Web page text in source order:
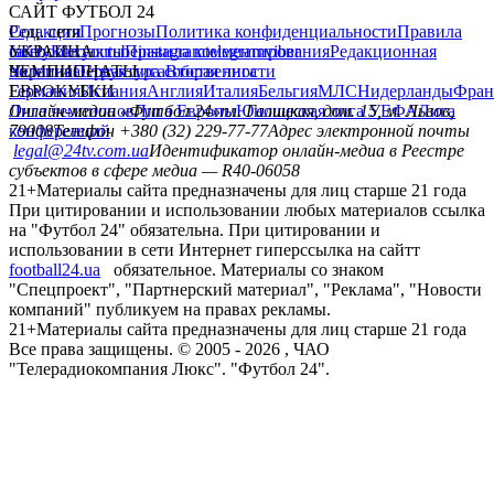
САЙТ ФУТБОЛ 24
РедакцияПрогнозыПолитика конфиденциальностиПравила
сайтуКонтактыПравила комментированияРедакционная
политикаСтруктура собственности
Соц. сети
facebookxyoutubeinstagramtelegramviber
УКРАИНА
УкраинаПервая лигаВторая лига
ЧЕМПИОНАТЫ
ГерманияИспанияАнглияИталияБельгияМЛСНидерланды
ЕВРОКУБКИ
Лига чемпионовЛига ЕвропыЮношеская лига УЕФАЛига
конференций
Онлайн-медиа «Футбол 24»пл. Галицкая, дом. 15, м. Львов,
79008Телефон +380 (32) 229-77-77Адрес электронной почты
legal@24tv.com.uaИдентификатор онлайн-медиа в Реестре
субъектов в сфере медиа — R40-06058
21+Материалы сайта предназначены для лиц старше 21 года
При цитировании и использовании любых материалов ссылка
на "Футбол 24" обязательна. При цитировании и
использовании в сети Интернет гиперссылка на сайтт
football24.ua
обязательное. Материалы со знаком
"Спецпроект", "Партнерский материал", "Реклама", "Новости
компаний" публикуем на правах рекламы.
21+Материалы сайта предназначены для лиц старше 21 года
Все права защищены. © 2005 - 2026 , ЧАО
"Телерадиокомпания Люкс". "Футбол 24".